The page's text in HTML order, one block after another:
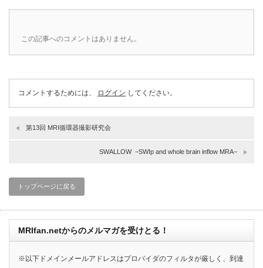
この記事へのコメントはありません。
コメントするためには、 ログイン してください。
第13回 MRI循環器撮影研究会
SWALLOW −SWIp and whole brain inflow MRA−
トップページに戻る
MRIfan.netからのメルマガを受けとる！
※以下ドメインメールアドレスはプロバイダのフィルタが厳しく、到達